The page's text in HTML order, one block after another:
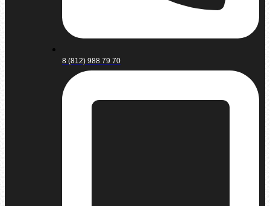
8 (812) 988 79 70